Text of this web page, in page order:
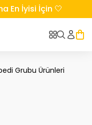
En İyisi İçin 🤍
Grubu Ürünleri